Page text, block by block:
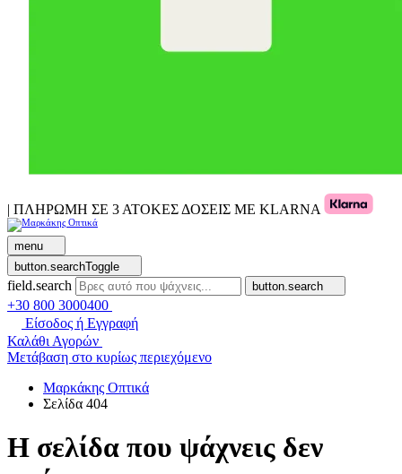
| ΠΛΗΡΩΜΗ ΣΕ 3 ΑΤΟΚΕΣ ΔΟΣΕΙΣ ΜΕ KLARNA
menu
button.searchToggle
field.search button.search
+30 800 3000400
Είσοδος ή Εγγραφή
Καλάθι Αγορών
Μετάβαση στο κυρίως περιεχόμενο
Μαρκάκης Οπτικά
Σελίδα 404
Η σελίδα που ψάχνεις δεν